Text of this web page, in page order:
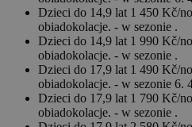
Dzieci do 14,9 lat 1 450 Kč/
obiadokolacje. - w sezonie .
Dzieci do 14,9 lat 1 990 Kč/
obiadokolacje. - w sezonie .
Dzieci do 17,9 lat 1 490 Kč/
obiadokolacje. - w sezonie 6.
Dzieci do 17,9 lat 1 790 Kč/
obiadokolacje. - w sezonie .